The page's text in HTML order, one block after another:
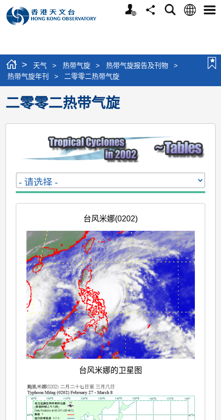
个
分
搜
语
选
> 天气 > 热带气旋 > 热带气旋报告及刊物
>
热带气旋年刊
> 二零零二热带气旋
二零零二热带气旋
台风米娜(0202)
台风米娜的卫星图